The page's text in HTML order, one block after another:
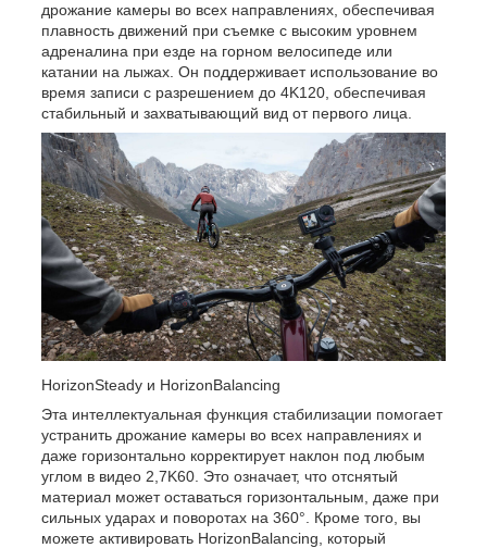
дрожание камеры во всех направлениях, обеспечивая
плавность движений при съемке с высоким уровнем
адреналина при езде на горном велосипеде или
катании на лыжах. Он поддерживает использование во
время записи с разрешением до 4K120, обеспечивая
стабильный и захватывающий вид от первого лица.
HorizonSteady и HorizonBalancing
Эта интеллектуальная функция стабилизации помогает
устранить дрожание камеры во всех направлениях и
даже горизонтально корректирует наклон под любым
углом в видео 2,7K60. Это означает, что отснятый
материал может оставаться горизонтальным, даже при
сильных ударах и поворотах на 360°. Кроме того, вы
можете активировать HorizonBalancing, который